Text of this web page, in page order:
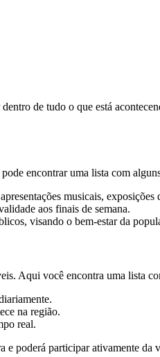
de tudo o que está
encontrar uma lista com
musicais, exposições
aos finais de semana.
visando o bem-estar da
Aqui você encontra uma lista
na região.
real.
e poderá participar ativamente da